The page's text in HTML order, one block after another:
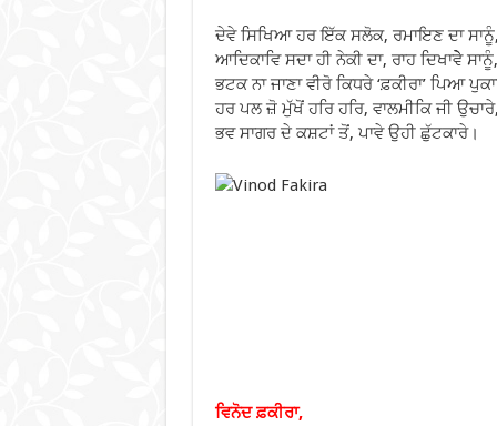
ਦੇਵੇ ਸਿਖਿਆ ਹਰ ਇੱਕ ਸਲੋਕ, ਰਮਾਇਣ ਦਾ ਸਾਨੂੰ,
ਆਦਿਕਾਵਿ ਸਦਾ ਹੀ ਨੇਕੀ ਦਾ, ਰਾਹ ਦਿਖਾਵੇੇੇ ਸਾਨੂੰ,
ਭਟਕ ਨਾ ਜਾਣਾ ਵੀਰੋ ਕਿਧਰੇ ‘ਫ਼ਕੀਰਾ’ ਪਿਆ
ਹਰ ਪਲ ਜ਼ੋ ਮੁੱਖੋਂ ਹਰਿ ਹਰਿ, ਵਾਲਮੀਕਿ ਜੀ ਉਚਾਰੇ,
ਭਵ ਸਾਗਰ ਦੇ ਕਸ਼ਟਾਂ ਤੋਂ, ਪਾਵੇ ਉਹੀ ਛੁੱਟਕਾਰੇ।
ਵਿਨੋਦ ਫ਼ਕੀਰਾ,